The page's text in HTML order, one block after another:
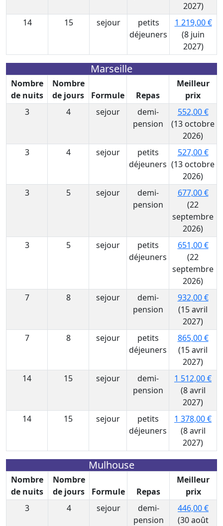
2027)
14
15 sejour
petits
déjeuners
1 219,00 €
(8 juin
2027)
Marseille
Nombre
de nuits
Nombre
de jours
Formule Repas
Meilleur
prix
3
4 sejour
demi-
pension
552,00 €
(13 octobre
2026)
3
4 sejour
petits
déjeuners
527,00 €
(13 octobre
2026)
3
5 sejour
demi-
pension
677,00 €
(22
septembre
2026)
3
5 sejour
petits
déjeuners
651,00 €
(22
septembre
2026)
7
8 sejour
demi-
pension
932,00 €
(15 avril
2027)
7
8 sejour
petits
déjeuners
865,00 €
(15 avril
2027)
14
15 sejour
demi-
pension
1 512,00 €
(8 avril
2027)
14
15 sejour
petits
déjeuners
1 378,00 €
(8 avril
2027)
Mulhouse
Nombre
de nuits
Nombre
de jours
Formule Repas
Meilleur
prix
3
4 sejour
demi-
pension
446,00 €
(30 août